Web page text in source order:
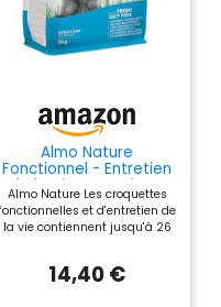
Almo Nature
Fonctionnel - Entretien
de la Vie - Nourriture
sèche pour Chats
Adultes et matures -
Croquettes avec
Alimentation
Quotidienne, équilibrée
Almo Nature Les croquettes
et d'entretien de
la vie contiennent jusqu'à 26
colorants et de conservateurs
14,40 €